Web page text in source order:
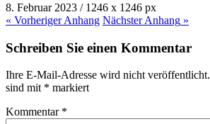
8. Februar 2023 / 1246 x 1246 px
« VorherigerAnhang NächsterAnhang »
Schreiben Sie einen Kommentar
Ihre E-Mail-Adresse wird nicht veröffentlicht.
sind mit * markiert
Kommentar *